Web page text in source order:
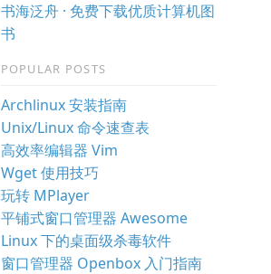
书海泛舟 · 免费下载优质计算机图
书
POPULAR POSTS
Archlinux 安装指南
Unix/Linux 命令速查表
高效率编辑器 Vim
Wget 使用技巧
玩转 MPlayer
平铺式窗口管理器 Awesome
Linux 下的桌面级杀毒软件
窗口管理器 Openbox 入门指南